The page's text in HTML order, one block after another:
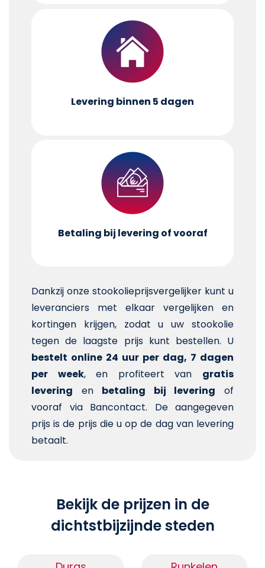
Levering binnen 5 dagen
Betaling bij levering of vooraf
Dankzij onze stookolieprijsvergelijker kunt u
leveranciers met elkaar vergelijken en
kortingen krijgen, zodat u uw stookolie
tegen de laagste prijs kunt bestellen. U
bestelt online 24 uur per dag, 7 dagen
per week, en profiteert van gratis
levering en betaling bij levering of
vooraf via Bancontact. De aangegeven
prijs is de prijs die u op de dag van levering
betaalt.
Bekijk de prijzen in de
dichtstbijzijnde steden